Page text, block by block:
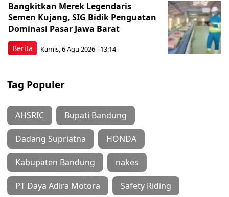
Berita
Bangkitkan Merek Legendaris
Semen Kujang, SIG Bidik Penguatan
Dominasi Pasar Jawa Barat
Kamis, 6 Agu 2026 - 13:14
Tag Populer
AHSRIC Bupati Bandung
Dadang Supriatna HONDA
Kabupaten Bandung nakes
PT Daya Adira Motora Safety Riding